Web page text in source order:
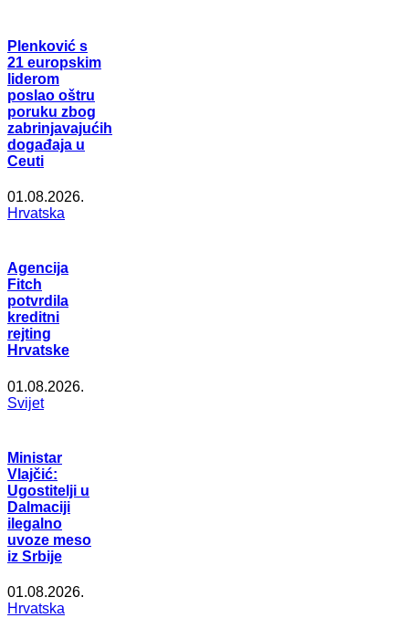
Plenković s
21 europskim
liderom
poslao oštru
poruku zbog
zabrinjavajućih
događaja u
Ceuti
01.08.2026.
Hrvatska
Agencija
Fitch
potvrdila
kreditni
rejting
Hrvatske
01.08.2026.
Svijet
Ministar
Vlajčić:
Ugostitelji u
Dalmaciji
ilegalno
uvoze meso
iz Srbije
01.08.2026.
Hrvatska